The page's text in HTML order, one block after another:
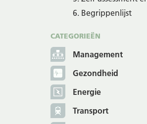
6. Begrippenlijst
CATEGORIEËN
Management
Gezondheid
Energie
Transport